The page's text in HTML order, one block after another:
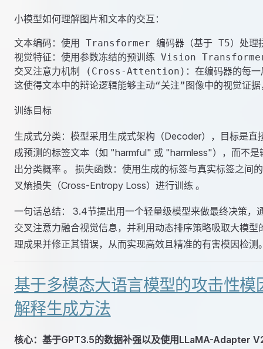
小模型如何理解图片和文本的交互：
文本编码：使用 Transformer 编码器（基于 T5）处理
视觉特征：使用参数冻结的预训练 Vision
交叉注意力机制 (Cross-Attention)：在编码器的每
训练目标
生成式分类：模型采用生成式架构（Decoder），目标是直
成预测的标签文本（如 "harmful" 或 "harmless"），而不是
出分类概率 。 损失函数：使用生成的标签与真实标签之间
叉熵损失（Cross-Entropy Loss）进行训练 。
一句话总结： 3.4节提出用一个轻量级模型来做最终决策，
交叉注意力融合视觉信息，并利用动态排序策略吸取大模型
理成果并修正其错误，从而实现高效且精准的有害模因检测
基于多模态大语言模型的攻击性模
解释生成方法
核心：基于GPT3.5的数据补强以及使用LLaMA-Adapter